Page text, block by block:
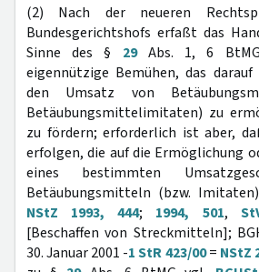
(2) Nach der neueren
Bundesgerichtshofs erfaßt das
Sinne des § 29Abs. 1, 6
eigennützige Bemühen, das
den Umsatz von
Betäubungsmittelimitaten) zu
zu fördern; erforderlich ist aber,
erfolgen, die auf die Ermöglichung
eines bestimmten
Betäubungsmitteln (bzw.
NStZ 1993, 444; 1994, 501,
[Beschaffen von Streckmitteln];
30. Januar 2001 -1 StR 423/00= NStZ